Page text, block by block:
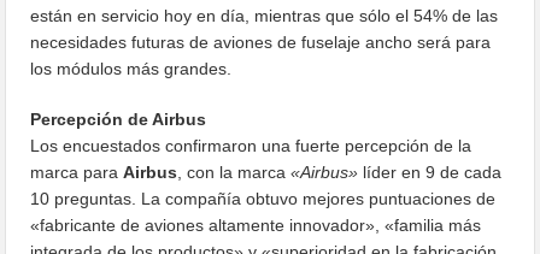
están en servicio hoy en día, mientras que sólo el 54% de las
necesidades futuras de aviones de fuselaje ancho será para
los módulos más grandes.
Percepción de Airbus
Los encuestados confirmaron una fuerte percepción de la
marca paraAirbus , con la marca«Airbus» líder en 9 de cada
10 preguntas. La compañía obtuvo mejores puntuaciones de
«fabricante de aviones altamente innovador», «familia más